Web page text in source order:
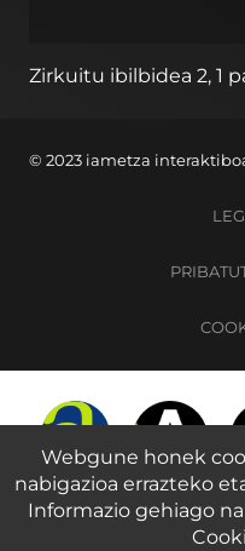
Zirkuitu ibilbidea 2, 1
© 2023 iametza
Webgune honek
nabigazioa errazteko
Informazio gehiago